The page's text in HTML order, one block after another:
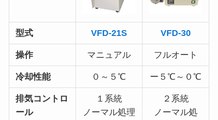
型式 VFD-21S VFD-30
操作 マニュアル フルオート
冷却性能 ０～５℃ ー５℃～０℃
排気コントロ
ール
１系統
ノーマル処理
２系統
ノーマル処